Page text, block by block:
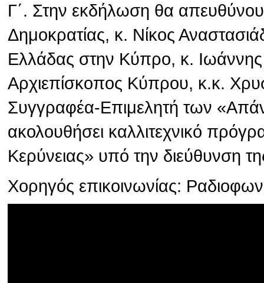
Γ΄. Στην εκδήλωση θα
Δημοκρατίας, κ. Νίκος
Ελλάδας στην Κύπρο, κ.
Αρχιεπίσκοπος Κύπρου, κ.κ.
Συγγραφέα-Επιμελητή των
ακολουθήσει καλλιτεχνικό
Κερύνειας» υπό την διεύθυνση
Χορηγός επικοινωνίας: